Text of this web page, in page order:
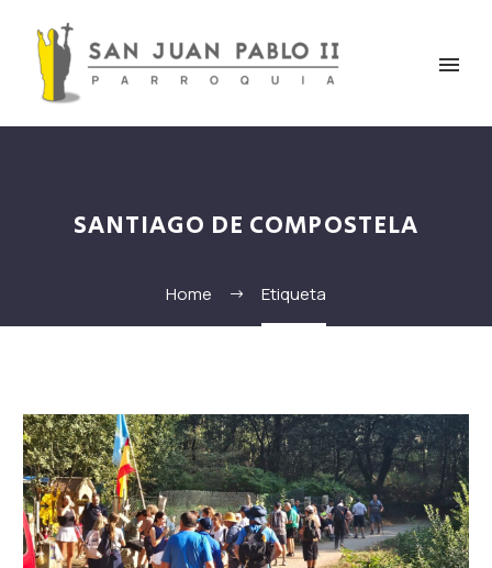
SANTIAGO DE COMPOSTELA
Home Etiqueta